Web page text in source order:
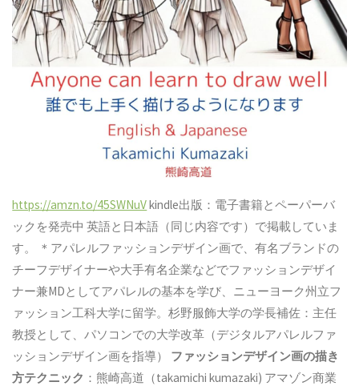
https://amzn.to/45SWNuVkindle出版：電子書籍とペーパーバ
ックを発売中 英語と日本語（同じ内容です）で掲載していま
す。 ＊アパレルファッションデザイン画で、有名ブランドの
チーフデザイナーや大手有名企業などでファッションデザイ
ナー兼MDとしてアパレルの基本を学び、ニューヨーク州立フ
ァッション工科大学に留学。杉野服飾大学の学長補佐：主任
教授として、パソコンでの大学改革（デジタルアパレルファ
ッションデザイン画を指導） ファッションデザイン画の描き
方テクニック ：熊崎高道（takamichi kumazaki) アマゾン商業